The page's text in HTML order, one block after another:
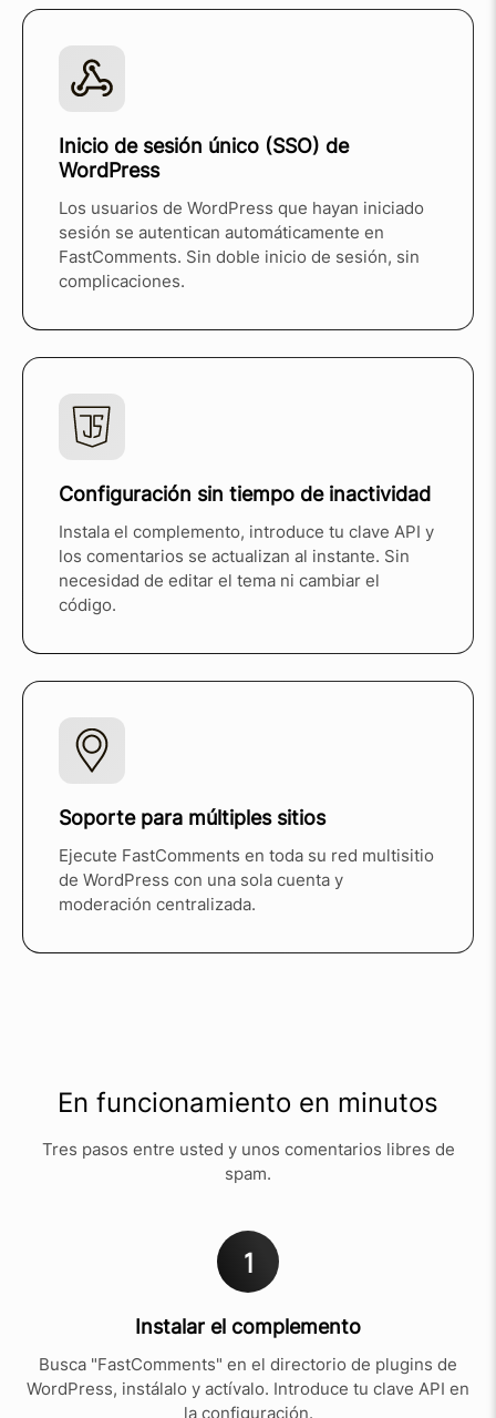
Inicio de sesión único (SSO) de
WordPress
Los usuarios de WordPress que hayan iniciado
sesión se autentican automáticamente en
FastComments. Sin doble inicio de sesión, sin
complicaciones.
Configuración sin tiempo de inactividad
Instala el complemento, introduce tu clave API y
los comentarios se actualizan al instante. Sin
necesidad de editar el tema ni cambiar el
código.
Soporte para múltiples sitios
Ejecute FastComments en toda su red multisitio
de WordPress con una sola cuenta y
moderación centralizada.
En funcionamiento en minutos
Tres pasos entre usted y unos comentarios libres de
spam.
1
Instalar el complemento
Busca "FastComments" en el directorio de plugins de
WordPress, instálalo y actívalo. Introduce tu clave API en
la configuración.